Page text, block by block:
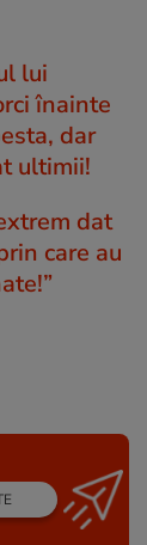
lui
înainte
dar
ultimii!
dat
care au